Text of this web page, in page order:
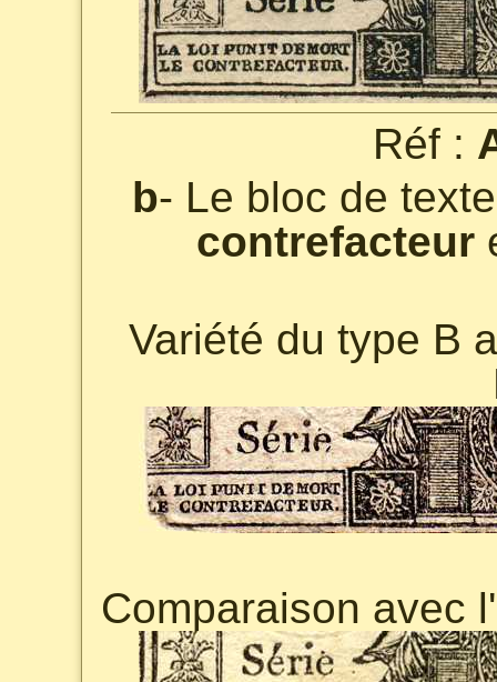
Réf :
b- Le bloc de
contrefacteur
Variété du type B
Comparaison avec